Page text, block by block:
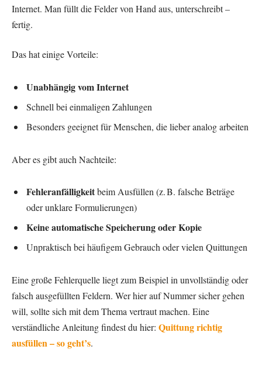
Internet. Man füllt die Felder von Hand aus, unterschreibt –
fertig.
Das hat einige Vorteile:
Unabhängig vom Internet
Schnell bei einmaligen Zahlungen
Besonders geeignet für Menschen, die lieber analog arbeiten
Aber es gibt auch Nachteile:
Fehleranfälligkeitbeim Ausfüllen (z. B. falsche Beträge
oder unklare Formulierungen)
Keine automatische Speicherung oder Kopie
Unpraktisch bei häufigem Gebrauch oder vielen Quittungen
Eine große Fehlerquelle liegt zum Beispiel in unvollständig oder
falsch ausgefüllten Feldern. Wer hier auf Nummer sicher gehen
will, sollte sich mit dem Thema vertraut machen. Eine
verständliche Anleitung findest du hier: Quittung richtig
ausfüllen – so geht’s.